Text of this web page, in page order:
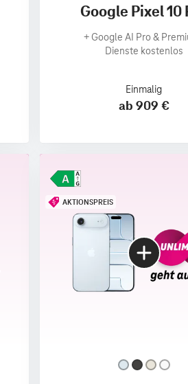
Google Pixel 10
+Google AI Pro &
Dienste kostenlos
Einmalig
ab 909 €
AKTIONSPREIS